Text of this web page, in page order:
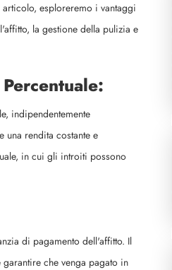
esploreremo i vantaggi
la gestione della pulizia e
indipendentemente
una rendita costante e
in cui gli introiti possono
di pagamento dell'affitto. Il
che venga pagato in